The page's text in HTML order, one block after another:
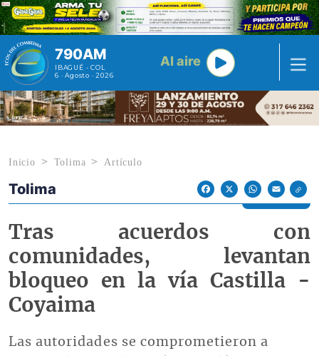
Pasar al contenido principal
790AM
IBAGUÉ - COL
6 · Agosto · 2026
Al aire
Inicio Tolima Artículo
Econoticias y Eventos
Tolima
FacebookX WhatsAppEmail
Tras acuerdos con
comunidades, levantan
bloqueo en la vía Castilla -
Coyaima
Las autoridades se comprometieron a